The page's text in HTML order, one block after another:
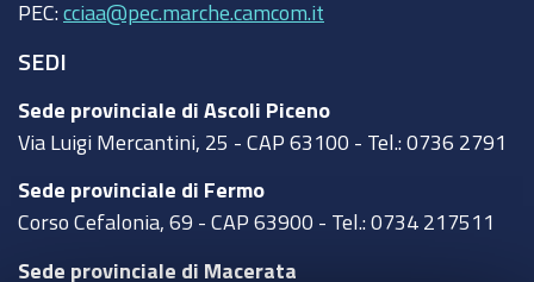
PEC: cciaa@pec.marche.camcom.it
SEDI
Sede provinciale di Ascoli Piceno
Via Luigi Mercantini, 25 - CAP 63100 - Tel.: 0736 2791
Sede provinciale di Fermo
Corso Cefalonia, 69 - CAP 63900 - Tel.: 0734 217511
Sede provinciale di Macerata